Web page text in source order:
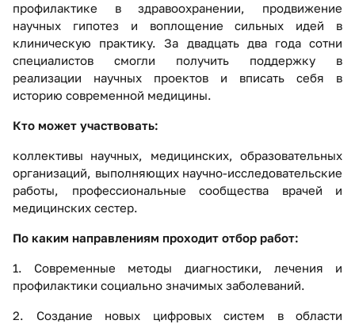
профилактике в здравоохранении, продвижение
научных гипотез и воплощение сильных идей в
клиническую практику. За двадцать два года сотни
специалистов смогли получить поддержку в
реализации научных проектов и вписать себя в
историю современной медицины.
Кто может участвовать:
коллективы научных, медицинских, образовательных
организаций, выполняющих научно-исследовательские
работы, профессиональные сообщества врачей и
медицинских сестер.
По каким направлениям проходит отбор работ:
1. Современные методы диагностики, лечения и
профилактики социально значимых заболеваний.
2. Создание новых цифровых систем в области